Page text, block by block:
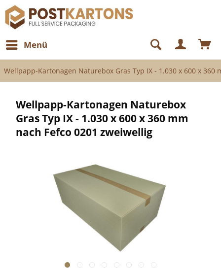
Menü
Wellpapp-Kartonagen Naturebox Gras Typ IX - 1.030 x 600 x 360
Wellpapp-Kartonagen Naturebox
Gras Typ IX - 1.030 x 600 x 360 mm
nach Fefco 0201 zweiwellig